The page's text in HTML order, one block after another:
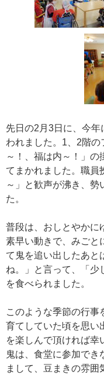
先日の2月3日に、今
われました。1、2階の
～！、福は内～！」の
てまかれました。職員
～」と歓声が沸き、勢
た。
普段は、おしとやかに
素早い動きで、みごと
て鬼を追い出したあと
ね。」と言って、「少
を食べられました。
このような季節の行事
育てしていた頃を思い
を楽しんで頂ければ幸
鬼は、食堂に参加でき
まして、豆まきの雰囲